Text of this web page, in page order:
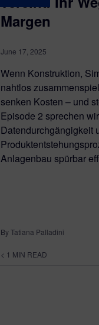
Margen
June 17, 2025
Wenn Konstruktion,
nahtlos
senken Kosten – und
Episode 2 sprechen
Datendurchgängigkeit
Anlagenbau spürbar
By Tatiana Palladini
< 1 MIN READ